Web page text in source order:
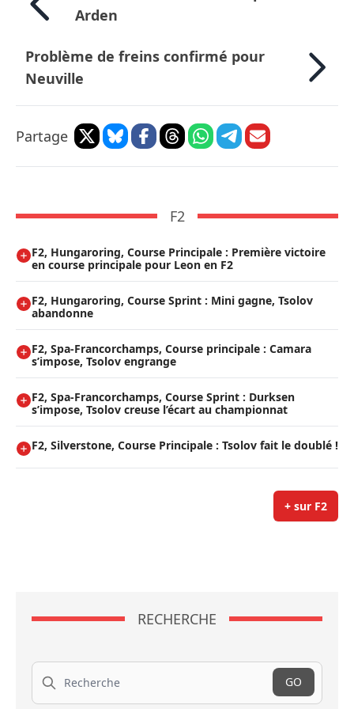
Arden
Problème de freins confirmé pour
Neuville
Partage
F2
F2, Hungaroring, Course Principale : Première victoire
en course principale pour Leon en F2
F2, Hungaroring, Course Sprint : Mini gagne, Tsolov
abandonne
F2, Spa-Francorchamps, Course principale : Camara
s’impose, Tsolov engrange
F2, Spa-Francorchamps, Course Sprint : Durksen
s’impose, Tsolov creuse l’écart au championnat
F2, Silverstone, Course Principale : Tsolov fait le doublé !
+ sur F2
RECHERCHE
Recherche
GO